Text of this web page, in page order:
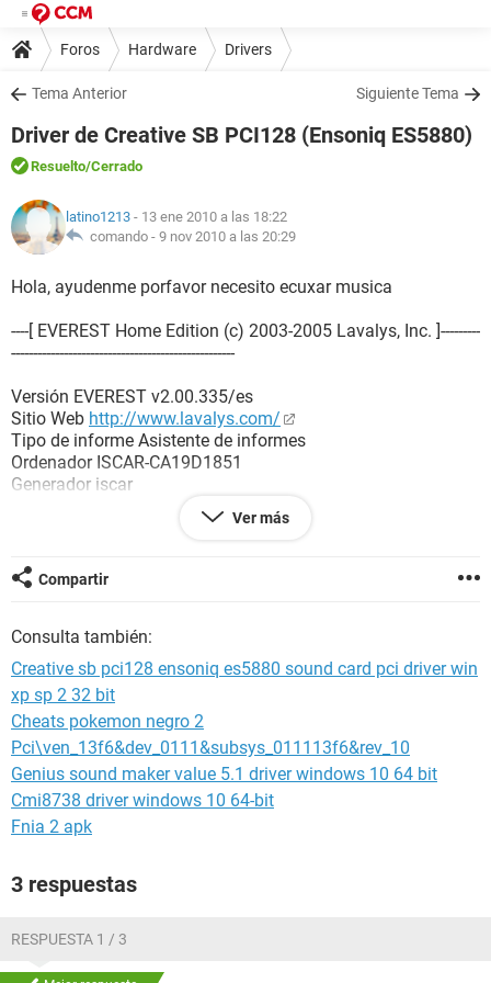
Foros Hardware Drivers
Tema Anterior Siguiente Tema
Driver de Creative SB PCI128 (Ensoniq ES5880)
Resuelto/Cerrado
latino1213 - 13 ene 2010 a las 18:22
comando - 9 nov 2010 a las 20:29
Hola, ayudenme porfavor necesito ecuxar musica
----[ EVEREST Home Edition (c) 2003-2005 Lavalys, Inc. ]---------
---------------------------------------------------
Versión EVEREST v2.00.335/es
Sitio Web http://www.lavalys.com/
Tipo de informe Asistente de informes
Ordenador ISCAR-CA19D1851
Generador iscar
Sistema operativo Microsoft Windows XP Professional
Hora 18:07
--------[ Resumen ]------------------------------------------------------------------------------
-----------------------
Ordenador:
Sistema operativo Microsoft Windows XP Professional
Service Pack del Sistema Operativo Service Pack 2
DirectX 4.09.00.0904 (DirectX 9.0c)
Nombre del sistema ISCAR-CA19D1851
Nombre de usuario iscar
Tipo de procesador Unknown, 2000 MHz (10 x 200)
Nombre de la Placa Base Desconocido
Memoria del Sistema 1024 MB (DDR SDRAM)
Tipo de BIOS Award (08/30/05)
Ver más
Compartir
Consulta también:
Creative sb pci128 ensoniq es5880 sound card pci driver win
xp sp 2 32 bit
Cheats pokemon negro 2
Pci\ven_13f6&dev_0111&subsys_011113f6&rev_10
Genius sound maker value 5.1 driver windows 10 64 bit
Cmi8738 driver windows 10 64-bit
Fnia 2 apk
3 respuestas
RESPUESTA 1 / 3